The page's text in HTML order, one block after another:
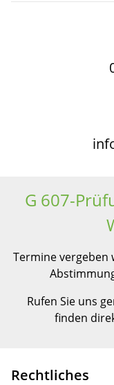
G 607-
Termine vergeben
Rufen Sie uns
finden
Rechtliches